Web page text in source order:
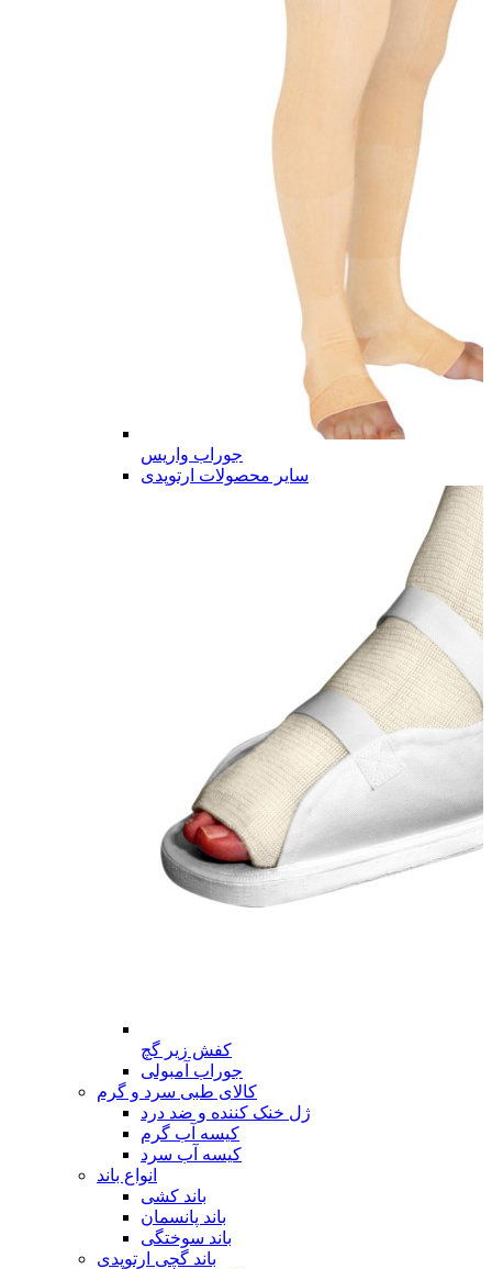
جوراب واریس
سایر محصولات ارتوپدی
کفش زیر گچ
جوراب آمبولی
کالای طبی سرد و گرم
ژل خنک کننده و ضد درد
کیسه آب گرم
کیسه آب سرد
انواع باند
باند کشی
باند پانسمان
باند سوختگی
باند گچی ارتوپدی